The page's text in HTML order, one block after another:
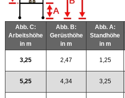
Abb. C:
Arbeitshöhe
in m
Abb. B:
Gerüsthöhe
in m
Abb. A:
Standhöhe
in m
3,25 2,47 1,25
5,25 4,34 3,25